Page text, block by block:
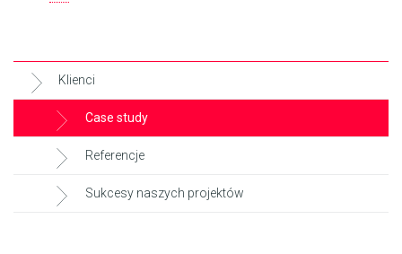
Klienci
Case study
Referencje
Sukcesy naszych projektów